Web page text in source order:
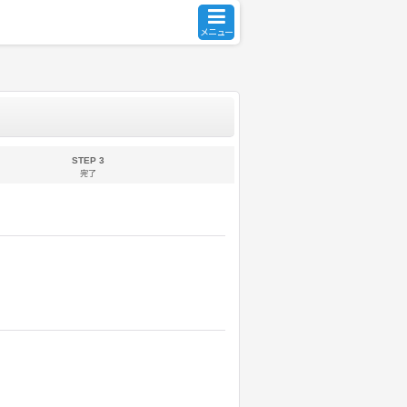
メニュー
STEP 3
完了